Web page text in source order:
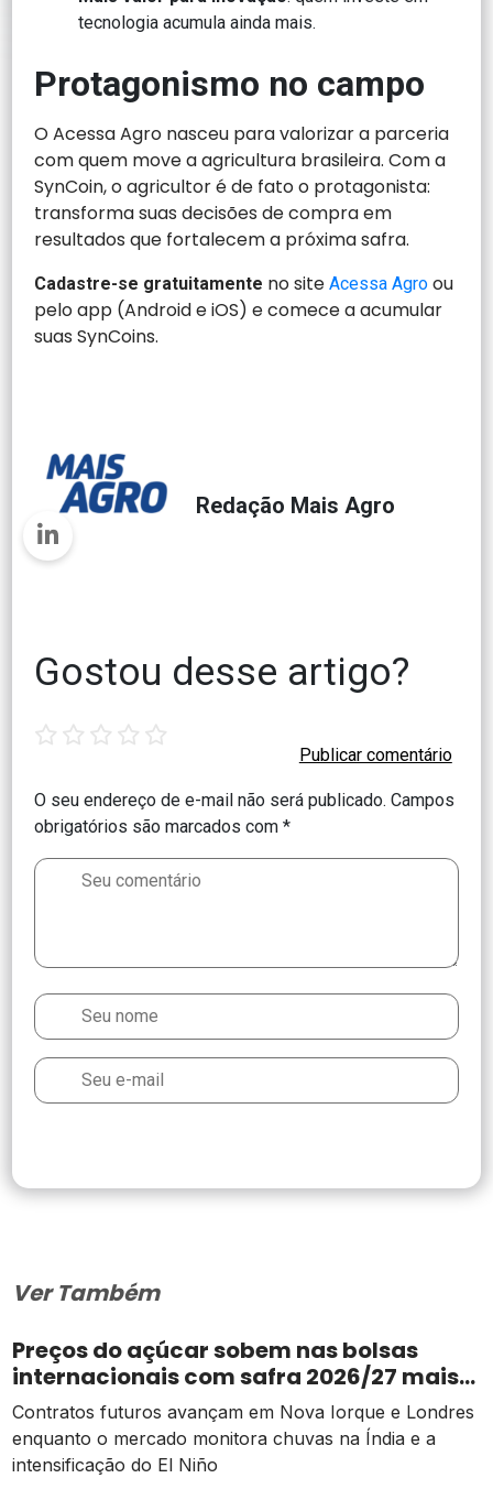
tecnologia acumula ainda mais.
Protagonismo no campo
O Acessa Agro nasceu para valorizar a parceria
com quem move a agricultura brasileira. Com a
SynCoin, o agricultor é de fato o protagonista:
transforma suas decisões de compra em
resultados que fortalecem a próxima safra.
Cadastre-se gratuitamente no siteAcessa Agro ou
pelo app (Android e iOS) e comece a acumular
suas SynCoins.
Redação Mais Agro
Gostou desse artigo?
O seu endereço de e-mail não será publicado. Campos
obrigatórios são marcados com*
star stars stars stars stars
Ver Também
Preços do açúcar sobem nas bolsas
internacionais com safra 2026/27 mais
apertada
Contratos futuros avançam em Nova Iorque e Londres
enquanto o mercado monitora chuvas na Índia e a
intensificação do El Niño